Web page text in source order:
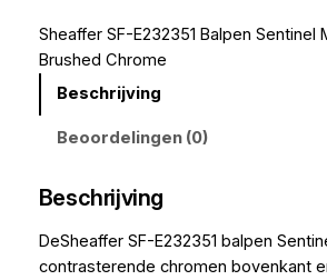
Sheaffer SF-E232351 Balpen Sentinel
Brushed Chrome
Beschrijving
Beoordelingen (0)
Beschrijving
DeSheaffer SF-E232351 balpen
contrasterende chromen bovenkant